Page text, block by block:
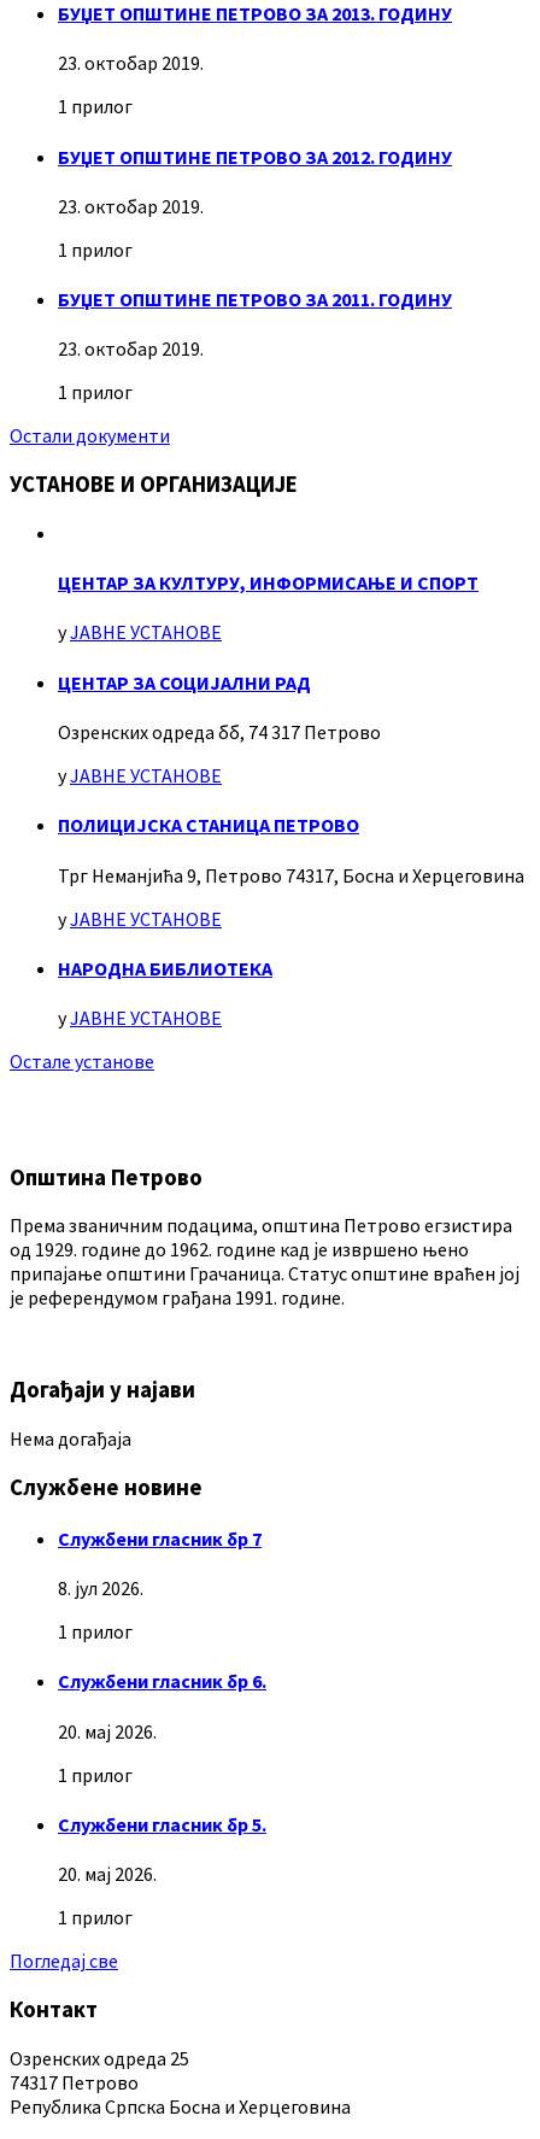
БУЏЕТ ОПШТИНЕ ПЕТРОВО ЗА 2013. ГОДИНУ
23. октобар 2019.
1 прилог
БУЏЕТ ОПШТИНЕ ПЕТРОВО ЗА 2012. ГОДИНУ
23. октобар 2019.
1 прилог
БУЏЕТ ОПШТИНЕ ПЕТРОВО ЗА 2011. ГОДИНУ
23. октобар 2019.
1 прилог
Остали документи
УСТАНОВЕ И ОРГАНИЗАЦИЈЕ
ЦЕНТАР ЗА КУЛТУРУ, ИНФОРМИСАЊЕ И СПОРТ
уЈАВНЕ УСТАНОВЕ
ЦЕНТАР ЗА СОЦИЈАЛНИ РАД
Озренских одреда бб, 74 317 Петрово
уЈАВНЕ УСТАНОВЕ
ПОЛИЦИЈСКА СТАНИЦА ПЕТРОВО
Трг Неманјића 9, Петрово 74317, Босна и Херцеговина
уЈАВНЕ УСТАНОВЕ
НАРОДНА БИБЛИОТЕКА
уЈАВНЕ УСТАНОВЕ
Остале установе
Општина Петрово
Према званичним подацима, општина Петрово егзистира
од 1929. године до 1962. године кад је извршено њено
припајање општини Грачаница. Статус општине враћен јој
је референдумом грађана 1991. године.
Догађаји у најави
Нема догађаја
Службене новине
Службени гласник бр 7
8. јул 2026.
1 прилог
Службени гласник бр 6.
20. мај 2026.
1 прилог
Службени гласник бр 5.
20. мај 2026.
1 прилог
Погледај све
Контакт
Озренских одреда 25
74317 Петрово
Република Српска Босна и Херцеговина